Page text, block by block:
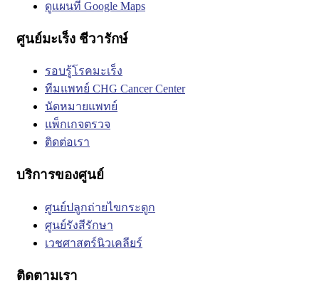
ดูแผนที่ Google Maps
ศูนย์มะเร็ง ชีวารักษ์
รอบรู้โรคมะเร็ง
ทีมแพทย์ CHG Cancer Center
นัดหมายแพทย์
แพ็กเกจตรวจ
ติดต่อเรา
บริการของศูนย์
ศูนย์ปลูกถ่ายไขกระดูก
ศูนย์รังสีรักษา
เวชศาสตร์นิวเคลียร์
ติดตามเรา